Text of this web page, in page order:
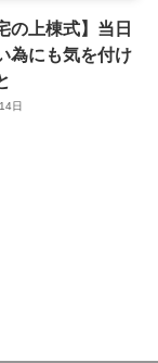
の上棟式】当日
為にも気を付け
日